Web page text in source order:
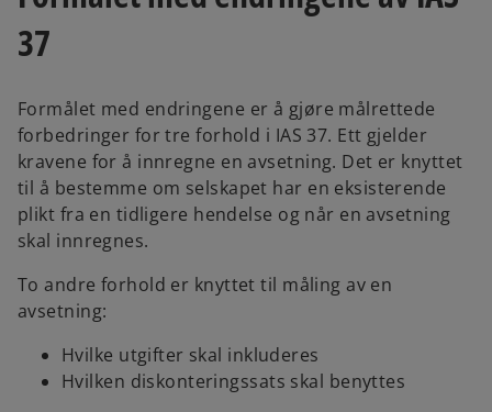
w w
37
Formålet med endringene er å gjøre målrettede
forbedringer for tre forhold i IAS 37. Ett gjelder
kravene for å innregne en avsetning. Det er knyttet
til å bestemme om selskapet har en eksisterende
plikt fra en tidligere hendelse og når en avsetning
skal innregnes.
To andre forhold er knyttet til måling av en
avsetning:
Hvilke utgifter skal inkluderes
Hvilken diskonteringssats skal benyttes